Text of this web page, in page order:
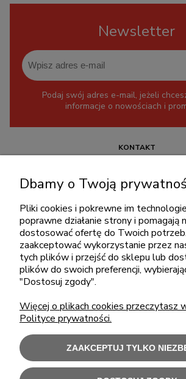
Newsletter
Podaj swój adres e-mail, jeżeli
informacje o nowościach i
KONTAKT
pon.-piąt.: 08:00-16:00
sklep@cebit.pl
ZAKUPY
MOJE KONTO
INFORMACJE
Dbamy o Twoją
Pliki cookies i pokrewne im
poprawne działanie strony i pomagają
dostosować ofertę do Twoich
zaakceptować wykorzystanie przez
tych plików i przejść do sklepu lub
plików do swoich preferencji,
"Dostosuj zgody".
Więcej o plikach cookies przeczytasz
Polityce prywatności.
ZAAKCEPTUJ TYLKO